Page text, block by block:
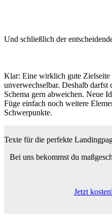
Und schließlich der
Klar: Eine wirklich gute
unverwechselbar. Deshalb
Schema gern abweichen. Neue
Füge einfach noch weitere
Schwerpunkte.
Texte fürdie perfekte
Bei uns bekommst du
Jetzt